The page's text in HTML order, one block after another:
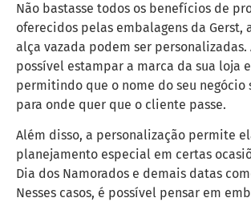
Não bastasse todos os benefícios de
oferecidos pelas embalagens da Gerst,
alça vazada podem ser personalizadas.
possível estampar a marca da sua loja
permitindo que o nome do seu
para onde quer que o cliente passe.
Além disso, a personalização permite
planejamento especial em certas
Dia dos Namorados e demais datas
Nesses casos, é possível pensar em